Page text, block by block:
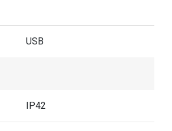
USB
IP42